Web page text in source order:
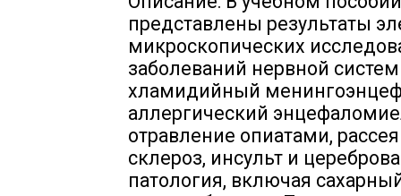
представлены результаты
микроскопических
заболеваний нервной
хламидийный
аллергический
отравление опиатами,
склероз, инсульт и
патология, включая